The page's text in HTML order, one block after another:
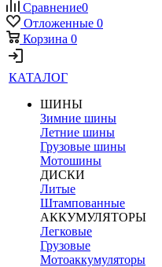
Сравнение0
Отложенные 0
Корзина 0
КАТАЛОГ
ШИНЫ
Зимние шины
Летние шины
Грузовые шины
Мотошины
ДИСКИ
Литые
Штампованные
АККУМУЛЯТОРЫ
Легковые
Грузовые
Мотоаккумуляторы